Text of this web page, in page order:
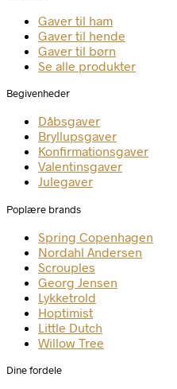
Gaver til ham
Gaver til hende
Gaver til børn
Se alle produkter
Begivenheder
Dåbsgaver
Bryllupsgaver
Konfirmationsgaver
Valentinsgaver
Julegaver
Poplære brands
Spring Copenhagen
Nordahl Andersen
Scrouples
Georg Jensen
Lykketrold
Hoptimist
Little Dutch
Willow Tree
Dine fordele